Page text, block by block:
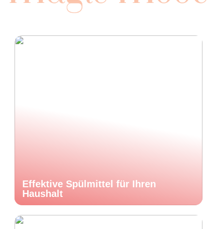
Effektive Spülmittel für Ihren
Haushalt